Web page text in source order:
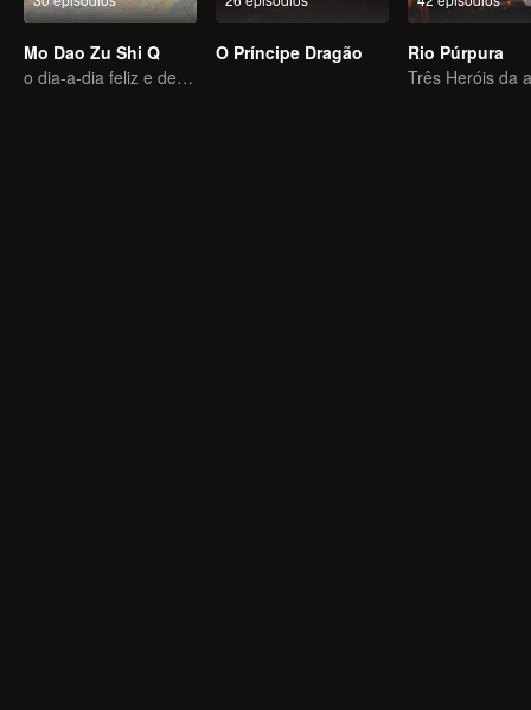
Mo Dao Zu Shi Q
o dia-a-dia feliz e descansado
O Príncipe Dragão
Rio Púrpura